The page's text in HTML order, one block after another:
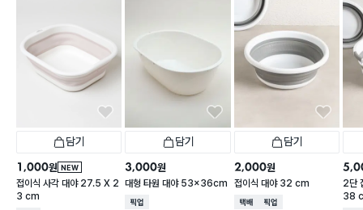
담기
NEW
1,000원
접이식 사각 대야 27.5 X 2
3 cm
담기
3,000원
대형 타원 대야 53x36cm
매장픽업
담기
2,000원
접이식 대야 32 cm
택배배송매장픽업
2단
38